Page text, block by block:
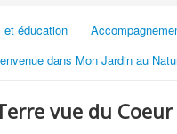
et éducation
dans Mon Jardin au
vue du